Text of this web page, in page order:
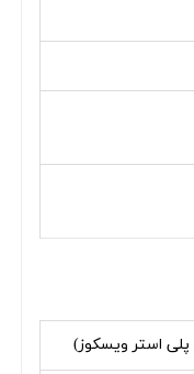
استر ویسکوز)